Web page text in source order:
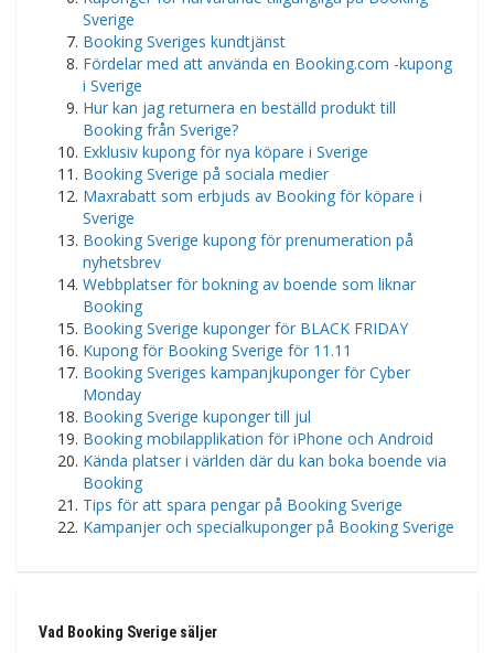
Sverige
Booking Sveriges kundtjänst
Fördelar med att använda en Booking.com -kupong
i Sverige
Hur kan jag returnera en beställd produkt till
Booking från Sverige?
Exklusiv kupong för nya köpare i Sverige
Booking Sverige på sociala medier
Maxrabatt som erbjuds av Booking för köpare i
Sverige
Booking Sverige kupong för prenumeration på
nyhetsbrev
Webbplatser för bokning av boende som liknar
Booking
Booking Sverige kuponger för BLACK FRIDAY
Kupong för Booking Sverige för 11.11
Booking Sveriges kampanjkuponger för Cyber ​​
Monday
Booking Sverige kuponger till jul
Booking mobilapplikation för iPhone och Android
Kända platser i världen där du kan boka boende via
Booking
Tips för att spara pengar på Booking Sverige
Kampanjer och specialkuponger på Booking Sverige
Vad Booking Sverige säljer